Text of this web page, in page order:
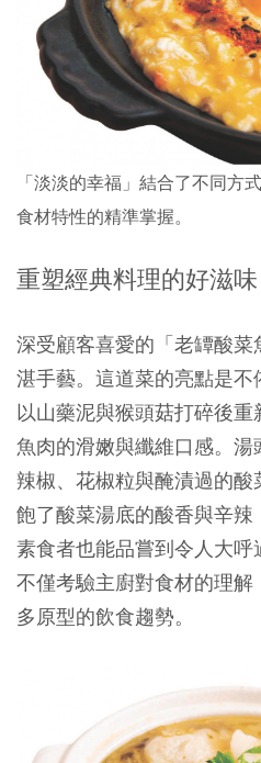
「淡淡的幸福」結合了不同方
食材特性的精準掌握。
重塑經典料理的好滋味
深受顧客喜愛的「老罈酸
湛手藝。這道菜的亮點是
以山藥泥與猴頭菇打碎後
魚肉的滑嫩與纖維口感。
辣椒、花椒粒與醃漬過的
飽了酸菜湯底的酸香與辛
素食者也能品嘗到令人大
不僅考驗主廚對食材的理解
多原型的飲食趨勢。